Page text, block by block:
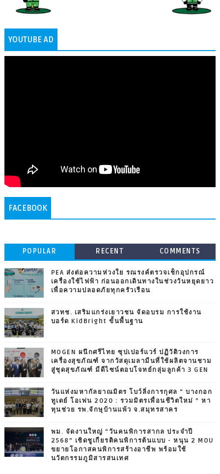
YOUTUBE AD
FACEBOOK
POPULAR RECENT COMMENTS
PEA ส่งต่อความห่วงใย รณรงค์ตรวจเช็กอุปกรณ์
เครื่องใช้ไฟฟ้า ก่อนออกเดินทางในช่วงวันหยุดยาว
เพื่อความปลอดภัยทุกครัวเรือน
สวทช. เสริมแกร่งเยาวชน จัดอบรม การใช้งาน
บอร์ด KidBright ขั้นพื้นฐาน
MOGEN ผนึกศรีไทย ซุปเปอร์แวร์ ปฏิวัติวงการ
เครื่องสุขภัณฑ์ จากวัสดุเมลามีนที่ใช้ผลิตจานชาม
สู่ชุดสุขภัณฑ์ มีดีไซน์ตอบโจทย์กลุ่มลูกค้า 3 GEN
วันแห่งมหากัลยาณมิตร โบว์ลิ่งการกุศล “ บางกอก
ทูเดย์ โอเพ่น 2020 : รวมมิตรเพื่อนชีวิตใหม่ ” หา
ทุนช่วย รพ.จักษุบ้านแพ้ว จ.สมุทรสาคร
พม. จัดงานใหญ่ “วันคนพิการสากล ประจำปี
2568” เชิดชูเกียรติคนพิการต้นแบบ - หนุน 2 MOU
ขยายโอกาสคนพิการสร้างอาชีพ พร้อมใช้
นวัตกรรมภูมิสารสนเทศ